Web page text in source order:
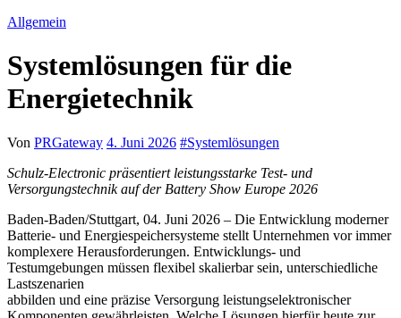
Allgemein
Systemlösungen für die
Energietechnik
Von PRGateway 4. Juni 2026 #Systemlösungen
Schulz-Electronic präsentiert leistungsstarke Test- und
Versorgungstechnik auf der Battery Show Europe 2026
Baden-Baden/Stuttgart, 04. Juni 2026 – Die Entwicklung moderner
Batterie- und Energiespeichersysteme stellt Unternehmen vor immer
komplexere Herausforderungen. Entwicklungs- und
Testumgebungen müssen flexibel skalierbar sein, unterschiedliche
Lastszenarien
abbilden und eine präzise Versorgung leistungselektronischer